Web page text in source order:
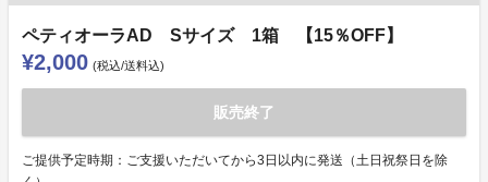
ペティオーラAD Sサイズ 1箱 【15％OFF】
¥2,000 (税込/送料込)
販売終了
ご提供予定時期：ご支援いただいてから3日以内に発送（土日祝祭日を除